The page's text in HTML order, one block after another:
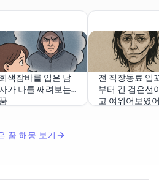
회색잠바를 입은 남
자가 나를 째려보는
꿈
전 직장동료 입
부터 긴 검은선
고 여위어보였
꿈 해몽 보기